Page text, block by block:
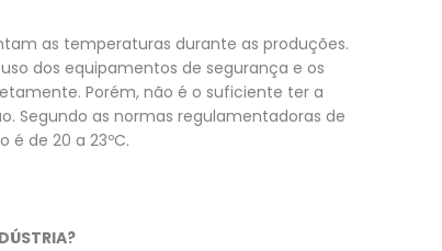
as temperaturas durante as produções.
dos equipamentos de segurança e os
Porém, não é o suficiente ter a
Segundo as normas regulamentadoras de
é de 20 a 23ºC.